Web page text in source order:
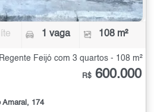
1 vaga 108 m²
Feijó com 3 quartos - 108 m²
Amaral, 174
R$ 600.000